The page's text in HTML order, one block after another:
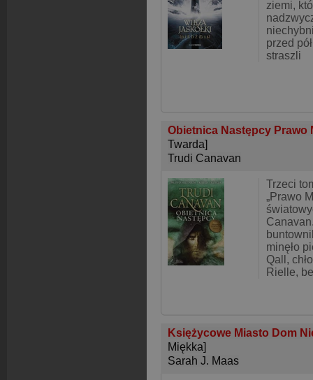
ziemi,
przed
straszli
Obietnica Następcy Prawo
Twarda]
Trudi Canavan
Trzeci
„Prawo
minęło
Qall,
Rielle,
Księżycowe Miasto Dom
Miękka]
Sarah J. Maas